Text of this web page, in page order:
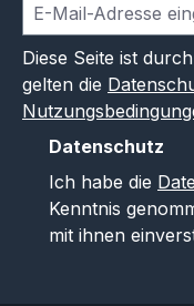
Diese Seite ist
gelten die
Datenschutz
Ich habe die
Kenntnis
mit ihnen